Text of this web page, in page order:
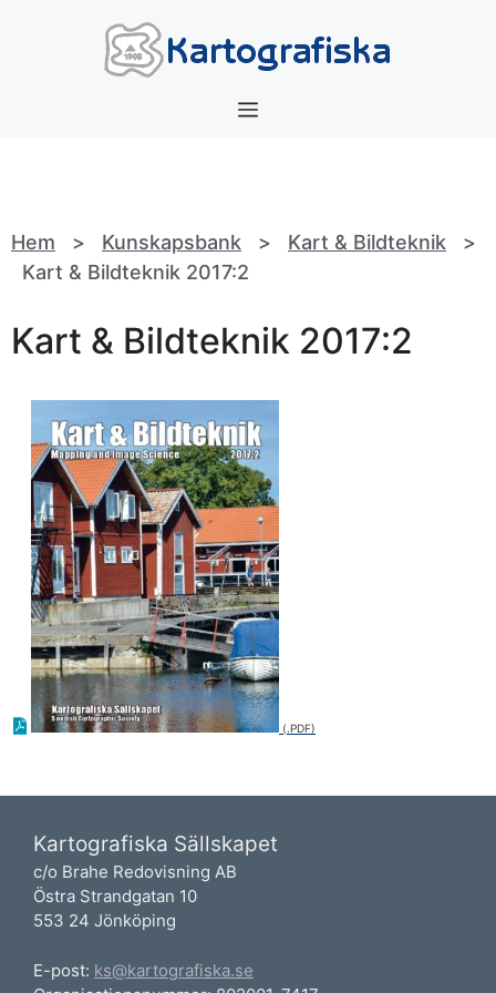
Meny
Hem > Kunskapsbank > Kart & Bildteknik >
Kart & Bildteknik 2017:2
Kart & Bildteknik 2017:2
Kartografiska Sällskapet
c/o Brahe Redovisning AB
Östra Strandgatan 10
553 24 Jönköping
E-post: ks@kartografiska.se